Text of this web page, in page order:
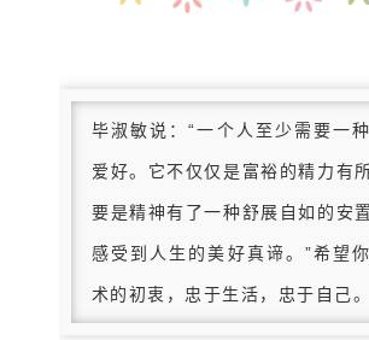
毕淑敏说：“一个人至少需要一
爱好。它不仅仅是富裕的精力有
要是精神有了一种舒展自如的安
感受到人生的美好真谛。”希望
术的初衷，忠于生活，忠于自己。